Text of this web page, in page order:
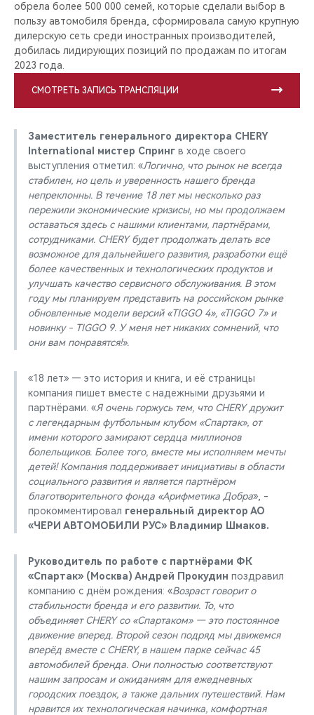
обрела более 500 000 семей, которые сделали выбор в
пользу автомобиля бренда, сформировала самую крупную
дилерскую сеть среди иностранных производителей,
добилась лидирующих позиций по продажам по итогам
2023 года.
СМОТРЕТЬ ЗАПИСЬ ТРАНСЛЯЦИИ
Заместитель генерального директора CHERY
International мистер Спринг в ходе своего
выступления отметил: «Логично, что рынок не всегда
стабилен, но цель и уверенность нашего бренда
непреклонны. В течение 18 лет мы несколько раз
пережили экономические кризисы, но мы продолжаем
оставаться здесь с нашими клиентами, партнёрами,
сотрудниками. CHERY будет продолжать делать все
возможное для дальнейшего развития, разработки ещё
более качественных и технологических продуктов и
улучшать качество сервисного обслуживания. В этом
году мы планируем представить на российском рынке
обновленные модели версий «TIGGO 4», «TIGGO 7» и
новинку - TIGGO 9. У меня нет никаких сомнений, что
они вам понравятся!».
«18 лет» — это история и книга, и её страницы
компания пишет вместе с надежными друзьями и
партнёрами. «Я очень горжусь тем, что CHERY дружит
с легендарным футбольным клубом «Спартак», от
имени которого замирают сердца миллионов
болельщиков. Более того, вместе мы исполняем мечты
детей! Компания поддерживает инициативы в области
социального развития и является партнёром
благотворительного фонда «Арифметика Добра», -
прокомментировал генеральный директор АО
«ЧЕРИ АВТОМОБИЛИ РУС» Владимир Шмаков.
Руководитель по работе с партнёрами ФК
«Спартак» (Москва) Андрей Прокудин поздравил
компанию с днём рождения: «Возраст говорит о
стабильности бренда и его развитии. То, что
объединяет CHERY со «Спартаком» — это постоянное
движение вперед. Второй сезон подряд мы движемся
вперёд вместе с CHERY, в нашем парке сейчас 45
автомобилей бренда. Они полностью соответствуют
нашим запросам и ожиданиям для ежедневных
городских поездок, а также дальних путешествий. Нам
нравится их технологическая начинка, комфортная